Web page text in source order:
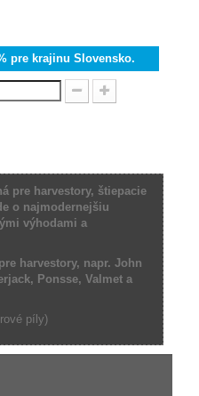
pre krajinu Slovensko.
pre harvestory, štiepacie
o najmodernejšiu
výhodami a
harvestory, napr. John
Ponsse, Valmet a
píly)